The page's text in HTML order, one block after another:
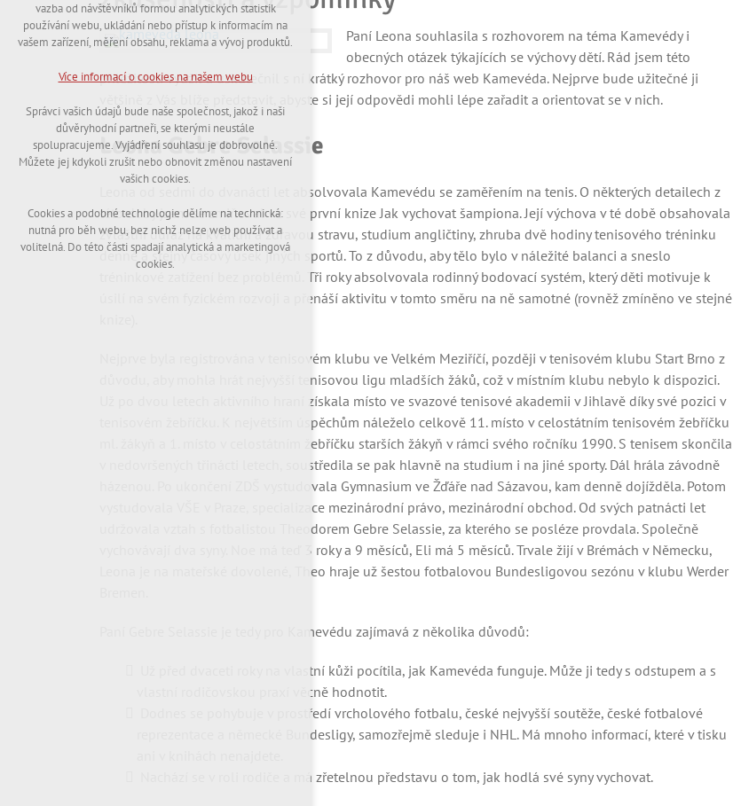
Paní Leona souhlasila s rozhovorem na téma Kamevédy i
obecných otázek týkajících se výchovy dětí. Rád jsem této
příležitosti využil a uskutečnil s ní krátký rozhovor pro náš web Kamevéda. Nejprve bude užitečné ji
většině z Vás blíže představit, abyste si její odpovědi mohli lépe zařadit a orientovat se v nich.
Leona Gebre Selassie
Leona od sedmi do dvanácti let absolvovala Kamevédu se zaměřením na tenis. O některých detailech z
této doby jsem se zmiňoval ve své první knize Jak vychovat šampiona. Její výchova v té době obsahovala
zvláštní důraz na kvalitní a zdravou stravu, studium angličtiny, zhruba dvě hodiny tenisového tréninku
denně a stejný časový úsek jiných sportů. To z důvodu, aby tělo bylo v náležité balanci a sneslo
tréninkové zatížení bez problémů. Tři roky absolvovala rodinný bodovací systém, který děti motivuje k
úsilí na svém fyzickém rozvoji a přenáší aktivitu v tomto směru na ně samotné (rovněž zmíněno ve stejné
Nejprve byla registrována v tenisovém klubu ve Velkém Meziříčí, později v tenisovém klubu Start Brno z
důvodu, aby mohla hrát nejvyšší tenisovou ligu mladších žáků, což v místním klubu nebylo k dispozici.
Už po dvou letech aktivního hraní získala místo ve svazové tenisové akademii v Jihlavě díky své pozici v
tenisovém žebříčku. K největším úspěchům náleželo celkově 11. místo v celostátním tenisovém žebříčku
ml. žákyň a 1. místo v celostátním žebříčku starších žákyň v rámci svého ročníku 1990. S tenisem skončila
v nedovršených třinácti letech, soustředila se pak hlavně na studium i na jiné sporty. Dál hrála závodně
házenou. Po ukončení ZDŠ vystudovala Gymnasium ve Žďáře nad Sázavou, kam denně dojížděla. Potom
vystudovala VŠE v Praze, specializace mezinárodní právo, mezinárodní obchod. Od svých patnácti let
udržovala vztah s fotbalistou Theodorem Gebre Selassie, za kterého se posléze provdala. Společně
vychovávají dva syny. Noe má teď 3 roky a 9 měsíců, Eli má 5 měsíců. Trvale žijí v Brémách v Německu,
Leona je na mateřské dovolené, Theo hraje už šestou fotbalovou Bundesligovou sezónu v klubu Werder
Paní Gebre Selassie je tedy pro Kamevédu zajímavá z několika důvodů:
Už před dvaceti roky na vlastní kůži pocítila, jak Kamevéda funguje. Může ji tedy s odstupem a s
vlastní rodičovskou praxí věcně hodnotit.
Dodnes se pohybuje v prostředí vrcholového fotbalu, české nejvyšší soutěže, české fotbalové
reprezentace a německé Bundesligy, samozřejmě sleduje i NHL. Má mnoho informací, které v tisku
Nachází se v roli rodiče a má zřetelnou představu o tom, jak hodlá své syny vychovat.
udržení kontextu stránek (session): případná
přihlášení, volby jazyka, apod.
Volitelná cookies
analytická pro anonymizované vyhodnocení
návštěvnosti
marketingová cookies (Google,Hotjar)
Více informací o cookies na našem webu
Přijmout všechny cookies
Odmítnout vše
vazba od návštěvníků formou analytických statistik
používání webu, ukládání nebo přístup k informacím na
vašem zařízení, měření obsahu, reklama a vývoj produktů.
Více informací o cookies na našem webu
Správci vašich údajů bude naše společnost, jakož i naši
důvěryhodní partneři, se kterými neustále
spolupracujeme. Vyjádření souhlasu je dobrovolné.
Můžete jej kdykoli zrušit nebo obnovit změnou nastavení
vašich cookies.
Cookies a podobné technologie dělíme na technická:
nutná pro běh webu, bez nichž nelze web používat a
volitelná. Do této části spadají analytická a marketingová
cookies.